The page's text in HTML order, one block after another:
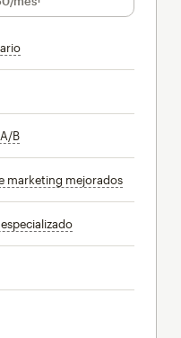
info
Binfo
marketing mejoradosinfo
info